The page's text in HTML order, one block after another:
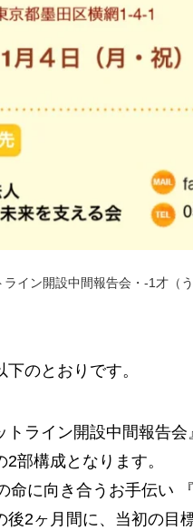
ライン開設中間報告会・-1才（
のとおりです。
トライン開設中間報告
部構成となります。
命に向き合うお手伝い
後2ヶ月間に、当初の目